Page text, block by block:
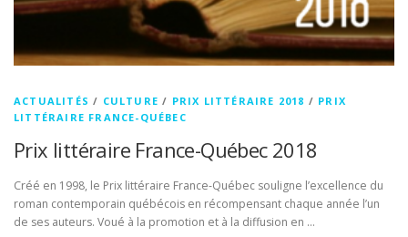
ACTUALITÉS / CULTURE / PRIX LITTÉRAIRE 2018 / PRIX
LITTÉRAIRE FRANCE-QUÉBEC
Prix littéraire France-Québec 2018
Créé en 1998, le Prix littéraire France-Québec souligne l’excellence du
roman contemporain québécois en récompensant chaque année l’un
de ses auteurs. Voué à la promotion et à la diffusion en …